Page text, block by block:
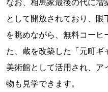
として開放されており、
を眺めながら、無料コーヒ
た、蔵を改築した「元町
美術館として活用され、
物も見学できます。